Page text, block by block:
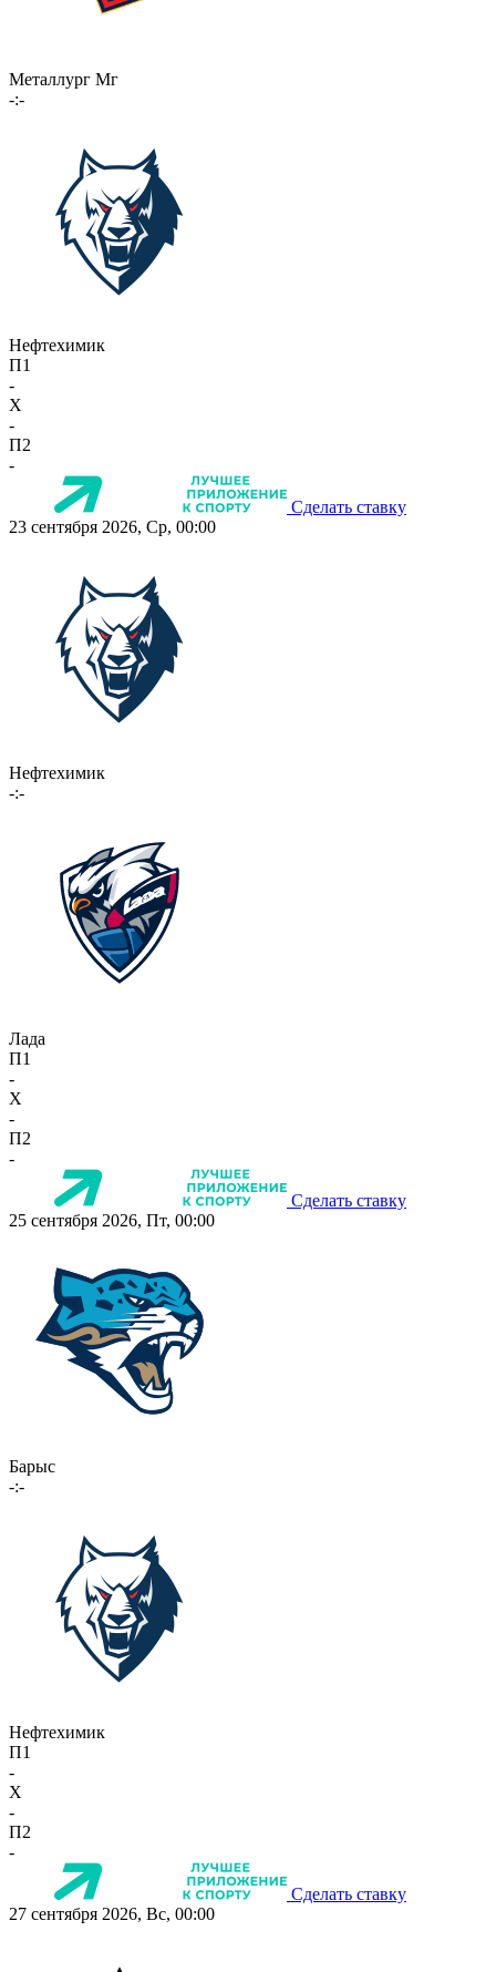
Металлург Мг
-:-
Нефтехимик
П1
-
X
-
П2
-
Сделать ставку
23 сентября 2026, Ср, 00:00
Нефтехимик
-:-
Лада
П1
-
X
-
П2
-
Сделать ставку
25 сентября 2026, Пт, 00:00
Барыс
-:-
Нефтехимик
П1
-
X
-
П2
-
Сделать ставку
27 сентября 2026, Вс, 00:00